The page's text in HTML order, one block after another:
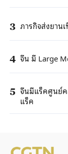
3 ภารกิจส่งยาน
4 จีน มี Large
5 จีนมีแร็คศูนย์ค
แร็ค